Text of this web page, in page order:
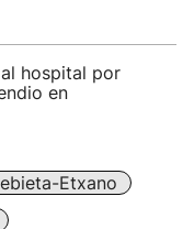
hospital por
en
Etxano